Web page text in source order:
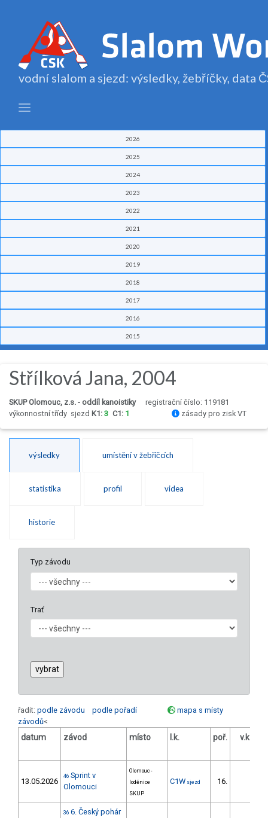
vodní slalom a sjezd: výsledky, žebříčky, data
2026
2025
2024
2023
2022
2021
2020
2019
2018
2017
2016
2015
Střílková Jana, 2004
SKUP Olomouc, z.s. - oddíl kanoistiky
registrační číslo: 119181
výkonnostní třídy sjezd K1: 3 C1: 1 zásady pro zisk VT
výsledky umístění v žebříčcích
statistika profil videa
historie
Typ závodu
Trať
řadit: podle závodu podle pořadí
mapa s místy
závodů<
datum závod místo l.k. poř. v.k.
13.05.2026
46 Sprint v
Olomouci
Olomouc -
loděnice
SKUP
C1W sjezd 16.
36 6. Český pohár